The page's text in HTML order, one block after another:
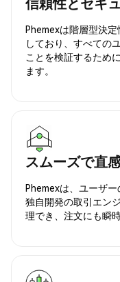
Phemexは階層型決
しており、すべての
ことを検証するために
ます。
スムーズで直
Phemexは、ユーザー
独自開発の取引エン
理でき、注文にも瞬